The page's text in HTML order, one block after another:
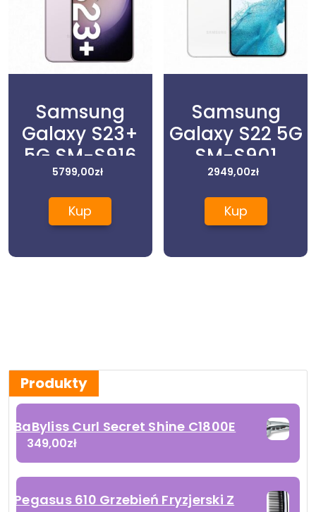
Samsung
Galaxy S23+
5G SM-S916
8/256GB
Lawendowy
5799,00zł
Kup
Samsung
Galaxy S22 5G
SM-S901
8/128GB Biały
2949,00zł
Kup
Produkty
BaByliss Curl Secret Shine C1800E
349,00zł
Pegasus 610 Grzebień Fryzjerski Z